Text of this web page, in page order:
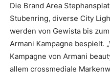
Die Brand Area
Stubenring, diverse City
werden von Gewista bis
Armani Kampagne bespielt.
Kampagne von Armani
allem crossmediale